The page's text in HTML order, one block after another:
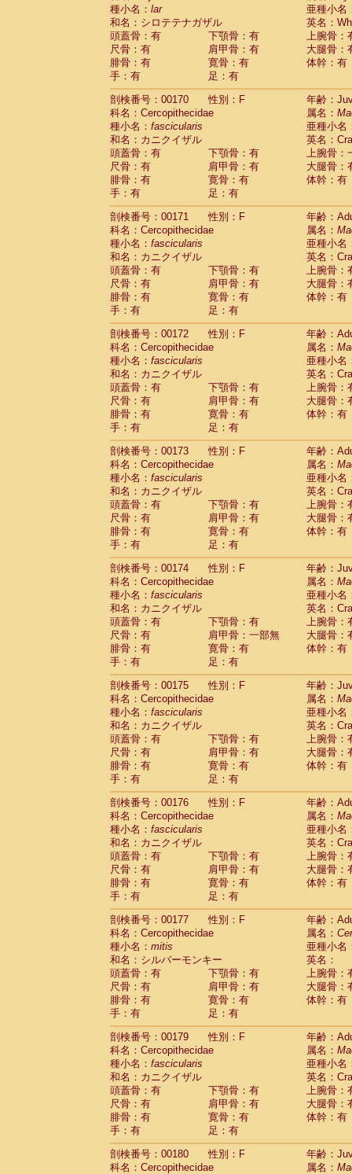
種小名： lar
亜種小名
和名：シロテテナガザル
英名：
頭蓋骨：有
下顎骨：有
上腕骨：
尺骨：有
肩甲骨：有
大腿骨：
腓骨：有
寛骨：有
体幹：有
手：有
足：有
剖検番号：00170
性別：F
年齢：
科名：Cercopithecidae
属名：
種小名： fascicularis
亜種小名
和名：カニクイザル
英名：
頭蓋骨：有
下顎骨：有
上腕骨：
尺骨：有
肩甲骨：有
大腿骨：
腓骨：有
寛骨：有
体幹：有
手：有
足：有
剖検番号：00171
性別：F
年齢：
科名：Cercopithecidae
属名：
種小名： fascicularis
亜種小名
和名：カニクイザル
英名：
頭蓋骨：有
下顎骨：有
上腕骨：
尺骨：有
肩甲骨：有
大腿骨：
腓骨：有
寛骨：有
体幹：有
手：有
足：有
剖検番号：00172
性別：F
年齢：
科名：Cercopithecidae
属名：
種小名： fascicularis
亜種小名
和名：カニクイザル
英名：
頭蓋骨：有
下顎骨：有
上腕骨：
尺骨：有
肩甲骨：有
大腿骨：
腓骨：有
寛骨：有
体幹：有
手：有
足：有
剖検番号：00173
性別：F
年齢：
科名：Cercopithecidae
属名：
種小名： fascicularis
亜種小名
和名：カニクイザル
英名：
頭蓋骨：有
下顎骨：有
上腕骨：
尺骨：有
肩甲骨：有
大腿骨：
腓骨：有
寛骨：有
体幹：有
手：有
足：有
剖検番号：00174
性別：F
年齢：
科名：Cercopithecidae
属名：
種小名： fascicularis
亜種小名
和名：カニクイザル
英名：
頭蓋骨：有
下顎骨：有
上腕骨：
尺骨：有
肩甲骨：一部無
大腿骨：
腓骨：有
寛骨：有
体幹：有
手：有
足：有
剖検番号：00175
性別：F
年齢：
科名：Cercopithecidae
属名：
種小名： fascicularis
亜種小名
和名：カニクイザル
英名：
頭蓋骨：有
下顎骨：有
上腕骨：
尺骨：有
肩甲骨：有
大腿骨：
腓骨：有
寛骨：有
体幹：有
手：有
足：有
剖検番号：00176
性別：F
年齢：
科名：Cercopithecidae
属名：
種小名： fascicularis
亜種小名
和名：カニクイザル
英名：
頭蓋骨：有
下顎骨：有
上腕骨：
尺骨：有
肩甲骨：有
大腿骨：
腓骨：有
寛骨：有
体幹：有
手：有
足：有
剖検番号：00177
性別：F
年齢：
科名：Cercopithecidae
属名：
種小名： mitis
亜種小名
和名：シルバーモンキー
英名：
頭蓋骨：有
下顎骨：有
上腕骨：
尺骨：有
肩甲骨：有
大腿骨：
腓骨：有
寛骨：有
体幹：有
手：有
足：有
剖検番号：00179
性別：F
年齢：
科名：Cercopithecidae
属名：
種小名： fascicularis
亜種小名
和名：カニクイザル
英名：
頭蓋骨：有
下顎骨：有
上腕骨：
尺骨：有
肩甲骨：有
大腿骨：
腓骨：有
寛骨：有
体幹：有
手：有
足：有
剖検番号：00180
性別：F
年齢：
科名：Cercopithecidae
属名：